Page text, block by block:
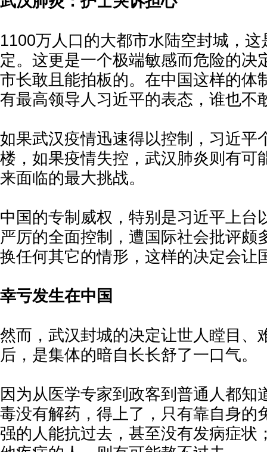
1100万人口的大都市水陆空封城，
定。这更是一个极端敏感而危险的决
市长敢且能拍板的。在中国这样的体
有最高领导人习近平的表态，谁也不
如果武汉疫情迅速得以控制，习近平
楼，如果疫情失控，武汉肺炎则有可
来面临的最大挑战。
中国的专制威权，特别是习近平上台
严厉的全面控制，遭国际社会批评颇
换任何其它的情形，这样的决定会让
幸亏发生在中国
然而，武汉封城的决定让世人瞠目、
后，是集体的暗自长长舒了一口气。
因为从医学专家到政客到普通人都知
毒没有解药，得上了，只有靠自身的
强的人能抗过去，甚至没有发病症状